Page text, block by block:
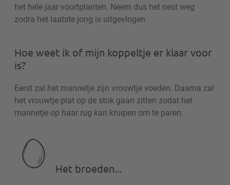
het hele jaar voortplanten. Neem dus het nest weg
zodra het laatste jong is uitgevlogen.
Hoe weet ik of mijn koppeltje er klaar voor
is?
Eerst zal het mannetje zijn vrouwtje voeden. Daarna zal
het vrouwtje plat op de stok gaan zitten zodat het
mannetje op haar rug kan kruipen om te paren.
Het broeden...